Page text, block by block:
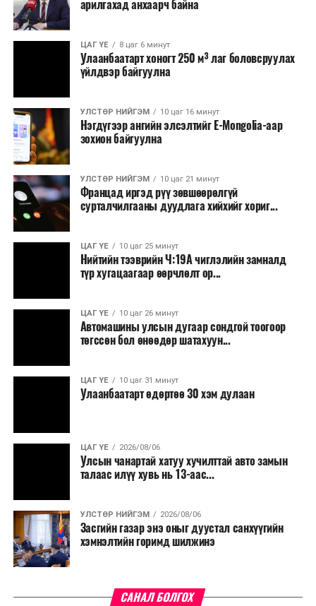
арилгахад анхаарч байна
ЦАГ ҮЕ 8 цаг 6 минут
Улаанбаатарт хоногт 250 м³ лаг боловсруулах
үйлдвэр байгуулна
УЛСТӨР НИЙГЭМ 10 цаг 16 минут
Нэгдүгээр ангийн элсэлтийг E-Mongolia-аар
зохион байгуулна
УЛСТӨР НИЙГЭМ 10 цаг 21 минут
Францад иргэд рүү зөвшөөрөлгүй
сурталчилгааны дуудлага хийхийг хориг...
ЦАГ ҮЕ 10 цаг 25 минут
Нийтийн тээврийн Ч:19А чиглэлийн замналд
түр хугацаагаар өөрчлөлт ор...
ЦАГ ҮЕ 10 цаг 26 минут
Автомашины улсын дугаар сондгой тоогоор
төгссөн бол өнөөдөр шатахуун...
ЦАГ ҮЕ 10 цаг 31 минут
Улаанбаатарт өдөртөө 30 хэм дулаан
ЦАГ ҮЕ 2026/08/06
Улсын чанартай хатуу хучилттай авто замын
талаас илүү хувь нь 13-аас...
УЛСТӨР НИЙГЭМ 2026/08/06
Засгийн газар энэ оныг дуустал санхүүгийн
хэмнэлтийн горимд шилжинэ
САНАЛ БОЛГОХ